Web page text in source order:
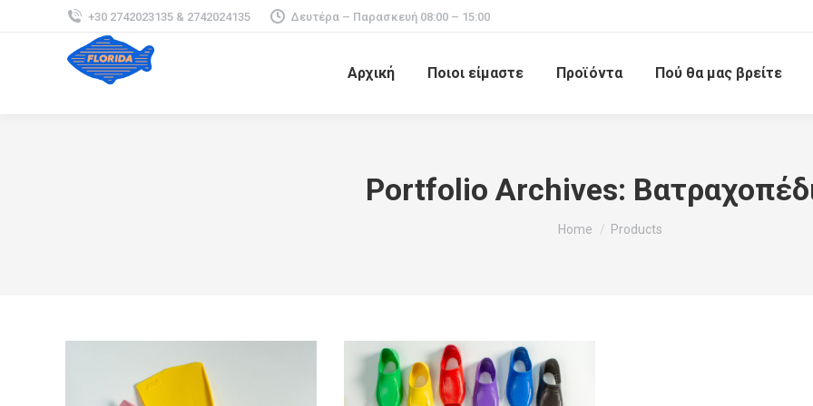
+30 2742023135 & 2742024135 Δευτέρα – Παρασκευή 08:00 – 15:00
Αρχική Ποιοι είμαστε Προϊόντα Πού θα μας βρείτε
Portfolio Archives:
You are here:
Home Products